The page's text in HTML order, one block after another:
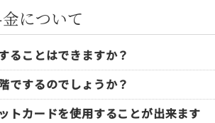
について
ることはできますか？
でするのでしょうか？
トカードを使用することが出来ます